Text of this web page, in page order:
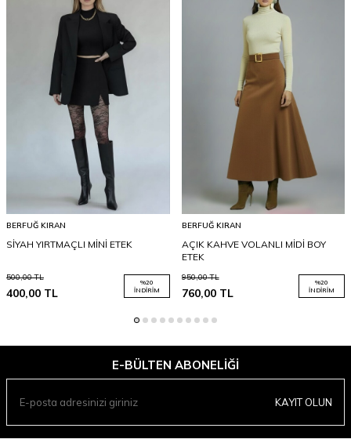
BERFUĞ KIRAN
SİYAH YIRTMAÇLI MİNİ ETEK
500,00TL
400,00 TL
%20
İNDIRIM
BERFUĞ KIRAN
AÇIK KAHVE VOLANLI MİDİ BOY
ETEK
950,00TL
760,00TL
%20
İNDIRIM
E-BÜLTEN ABONELIĞI
KAYIT OLUN